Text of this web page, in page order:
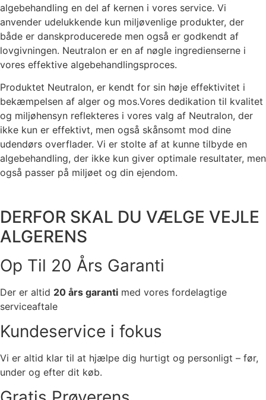
algebehandling en del af kernen i vores service. Vi
anvender udelukkende kun miljøvenlige produkter, der
både er danskproducerede men også er godkendt af
lovgivningen. Neutralon er en af nøgle ingredienserne i
vores effektive algebehandlingsproces.
Produktet Neutralon, er kendt for sin høje effektivitet i
bekæmpelsen af alger og mos.Vores dedikation til kvalitet
og miljøhensyn reflekteres i vores valg af Neutralon, der
ikke kun er effektivt, men også skånsomt mod dine
udendørs overflader. Vi er stolte af at kunne tilbyde en
algebehandling, der ikke kun giver optimale resultater, men
også passer på miljøet og din ejendom.
DERFOR SKAL DU VÆLGE VEJLE
ALGERENS
Op Til 20 Års Garanti
Der er altid 20 års garanti med vores fordelagtige
serviceaftale
Kundeservice i fokus
Vi er altid klar til at hjælpe dig hurtigt og personligt – før,
under og efter dit køb.